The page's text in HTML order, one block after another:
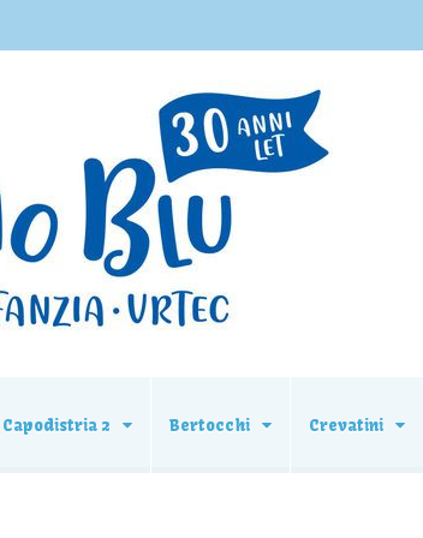
Capodistria 2 Bertocchi Crevatini